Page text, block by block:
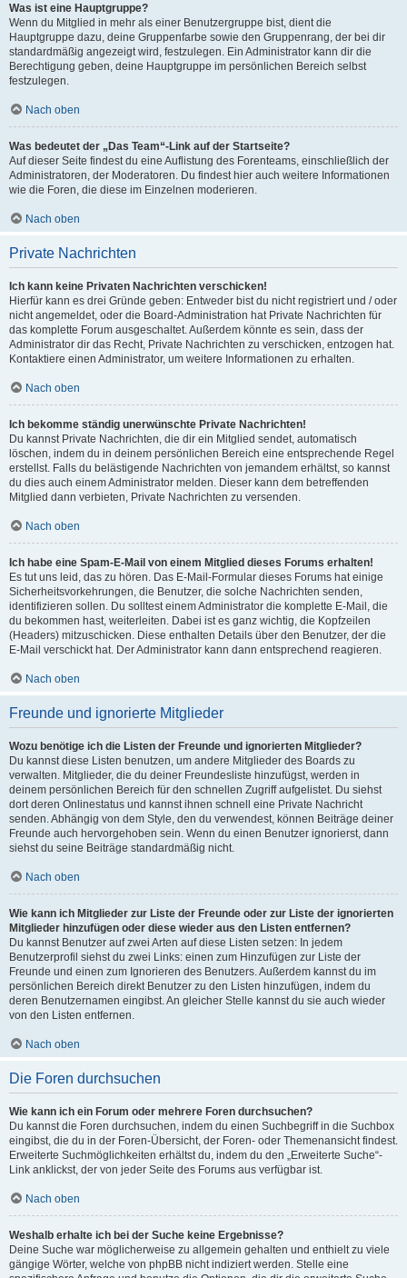
Was ist eine Hauptgruppe?
Wenn du Mitglied in mehr als einer Benutzergruppe bist, dient die
Hauptgruppe dazu, deine Gruppenfarbe sowie den Gruppenrang, der bei dir
standardmäßig angezeigt wird, festzulegen. Ein Administrator kann dir die
Berechtigung geben, deine Hauptgruppe im persönlichen Bereich selbst
festzulegen.
Nach oben
Was bedeutet der „Das Team“-Link auf der Startseite?
Auf dieser Seite findest du eine Auflistung des Forenteams, einschließlich der
Administratoren, der Moderatoren. Du findest hier auch weitere Informationen
wie die Foren, die diese im Einzelnen moderieren.
Nach oben
Private Nachrichten
Ich kann keine Privaten Nachrichten verschicken!
Hierfür kann es drei Gründe geben: Entweder bist du nicht registriert und / oder
nicht angemeldet, oder die Board-Administration hat Private Nachrichten für
das komplette Forum ausgeschaltet. Außerdem könnte es sein, dass der
Administrator dir das Recht, Private Nachrichten zu verschicken, entzogen hat.
Kontaktiere einen Administrator, um weitere Informationen zu erhalten.
Nach oben
Ich bekomme ständig unerwünschte Private Nachrichten!
Du kannst Private Nachrichten, die dir ein Mitglied sendet, automatisch
löschen, indem du in deinem persönlichen Bereich eine entsprechende Regel
erstellst. Falls du belästigende Nachrichten von jemandem erhältst, so kannst
du dies auch einem Administrator melden. Dieser kann dem betreffenden
Mitglied dann verbieten, Private Nachrichten zu versenden.
Nach oben
Ich habe eine Spam-E-Mail von einem Mitglied dieses Forums erhalten!
Es tut uns leid, das zu hören. Das E-Mail-Formular dieses Forums hat einige
Sicherheitsvorkehrungen, die Benutzer, die solche Nachrichten senden,
identifizieren sollen. Du solltest einem Administrator die komplette E-Mail, die
du bekommen hast, weiterleiten. Dabei ist es ganz wichtig, die Kopfzeilen
(Headers) mitzuschicken. Diese enthalten Details über den Benutzer, der die
E-Mail verschickt hat. Der Administrator kann dann entsprechend reagieren.
Nach oben
Freunde und ignorierte Mitglieder
Wozu benötige ich die Listen der Freunde und ignorierten Mitglieder?
Du kannst diese Listen benutzen, um andere Mitglieder des Boards zu
verwalten. Mitglieder, die du deiner Freundesliste hinzufügst, werden in
deinem persönlichen Bereich für den schnellen Zugriff aufgelistet. Du siehst
dort deren Onlinestatus und kannst ihnen schnell eine Private Nachricht
senden. Abhängig von dem Style, den du verwendest, können Beiträge deiner
Freunde auch hervorgehoben sein. Wenn du einen Benutzer ignorierst, dann
siehst du seine Beiträge standardmäßig nicht.
Nach oben
Wie kann ich Mitglieder zur Liste der Freunde oder zur Liste der ignorierten
Mitglieder hinzufügen oder diese wieder aus den Listen entfernen?
Du kannst Benutzer auf zwei Arten auf diese Listen setzen: In jedem
Benutzerprofil siehst du zwei Links: einen zum Hinzufügen zur Liste der
Freunde und einen zum Ignorieren des Benutzers. Außerdem kannst du im
persönlichen Bereich direkt Benutzer zu den Listen hinzufügen, indem du
deren Benutzernamen eingibst. An gleicher Stelle kannst du sie auch wieder
von den Listen entfernen.
Nach oben
Die Foren durchsuchen
Wie kann ich ein Forum oder mehrere Foren durchsuchen?
Du kannst die Foren durchsuchen, indem du einen Suchbegriff in die Suchbox
eingibst, die du in der Foren-Übersicht, der Foren- oder Themenansicht findest.
Erweiterte Suchmöglichkeiten erhältst du, indem du den „Erweiterte Suche“-
Link anklickst, der von jeder Seite des Forums aus verfügbar ist.
Nach oben
Weshalb erhalte ich bei der Suche keine Ergebnisse?
Deine Suche war möglicherweise zu allgemein gehalten und enthielt zu viele
gängige Wörter, welche von phpBB nicht indiziert werden. Stelle eine